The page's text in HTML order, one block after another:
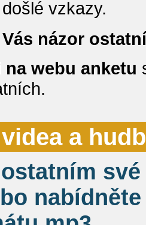
vzkazy.
názor
na webu anketu
a